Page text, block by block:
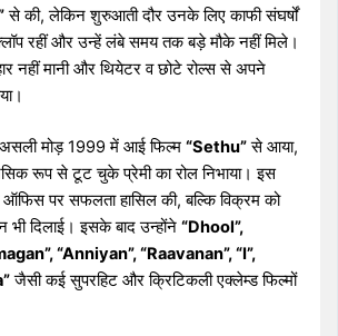
से की, लेकिन शुरुआती दौर उनके लिए काफी संघर्षों
रहीं और उन्हें लंबे समय तक बड़े मौके नहीं मिले।
नहीं मानी और थियेटर व छोटे रोल्स से अपने
मोड़ 1999 में आई फिल्म“Sethu”से आया,
रूप से टूट चुके प्रेमी का रोल निभाया। इस
ऑफिस पर सफलता हासिल की, बल्कि विक्रम को
भी दिलाई। इसके बाद उन्होंने“Dhool”,
“Anniyan”, “Raavanan”, “I”,
जैसी कई सुपरहिट और क्रिटिकली एक्लेम्ड फिल्मों